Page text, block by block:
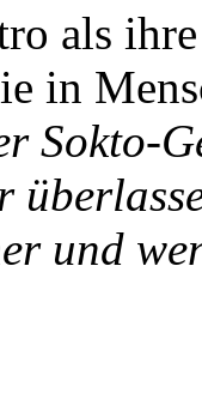
als
in
Sokto-
und